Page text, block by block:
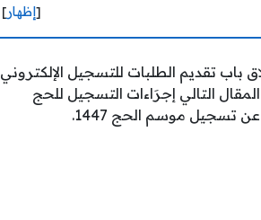
[إظهار]
باب تقديم الطلبات للتسجيل الإلكتروني
التالي إجرَاءات التسجيل للحج
تسجيل موسم الحج 1447.